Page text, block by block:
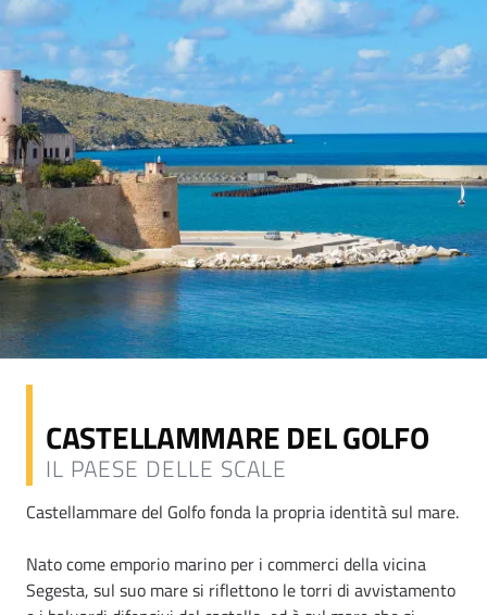
CASTELLAMMARE DEL GOLFO
IL PAESE DELLE SCALE
Castellammare del Golfo fonda la propria identità sul mare.
Nato come emporio marino per i commerci della vicina
Segesta, sul suo mare si riflettono le torri di avvistamento